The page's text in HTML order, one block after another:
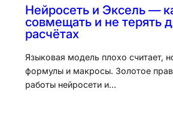
Нейросеть и Эксель —
совмещать и не терять
расчётах
Языковая модель плохо считает,
формулы и макросы. Золотое
работы нейросети и…